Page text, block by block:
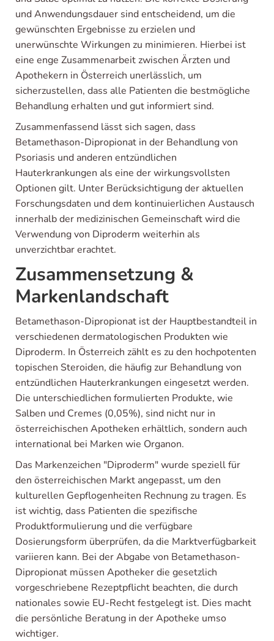
und Anwendungsdauer sind entscheidend, um die
gewünschten Ergebnisse zu erzielen und
unerwünschte Wirkungen zu minimieren. Hierbei ist
eine enge Zusammenarbeit zwischen Ärzten und
Apothekern in Österreich unerlässlich, um
sicherzustellen, dass alle Patienten die bestmögliche
Behandlung erhalten und gut informiert sind.
Zusammenfassend lässt sich sagen, dass
Betamethason-Dipropionat in der Behandlung von
Psoriasis und anderen entzündlichen
Hauterkrankungen als eine der wirkungsvollsten
Optionen gilt. Unter Berücksichtigung der aktuellen
Forschungsdaten und dem kontinuierlichen Austausch
innerhalb der medizinischen Gemeinschaft wird die
Verwendung von Diproderm weiterhin als
unverzichtbar erachtet.
Zusammensetzung &
Markenlandschaft
Betamethason-Dipropionat ist der Hauptbestandteil in
verschiedenen dermatologischen Produkten wie
Diproderm. In Österreich zählt es zu den hochpotenten
topischen Steroiden, die häufig zur Behandlung von
entzündlichen Hauterkrankungen eingesetzt werden.
Die unterschiedlichen formu­lierten Produkte, wie
Salben und Cremes (0,05%), sind nicht nur in
österreichischen Apotheken erhältlich, sondern auch
international bei Marken wie Organon.
Das Markenzeichen "Diproderm" wurde speziell für
den österreichischen Markt angepasst, um den
kulturellen Gepflogenheiten Rechnung zu tragen. Es
ist wichtig, dass Patienten die spezifische
Produktformulierung und die verfügbare
Dosierungsform überprüfen, da die Marktverfügbarkeit
variieren kann. Bei der Abgabe von Betamethason-
Dipropionat müssen Apotheker die gesetzlich
vorgeschriebene Rezeptpflicht beachten, die durch
nationales sowie EU-Recht festgelegt ist. Dies macht
die persönliche Beratung in der Apotheke umso
wichtiger.